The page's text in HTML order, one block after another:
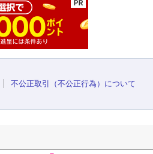
不公正取引（不公正行為）について